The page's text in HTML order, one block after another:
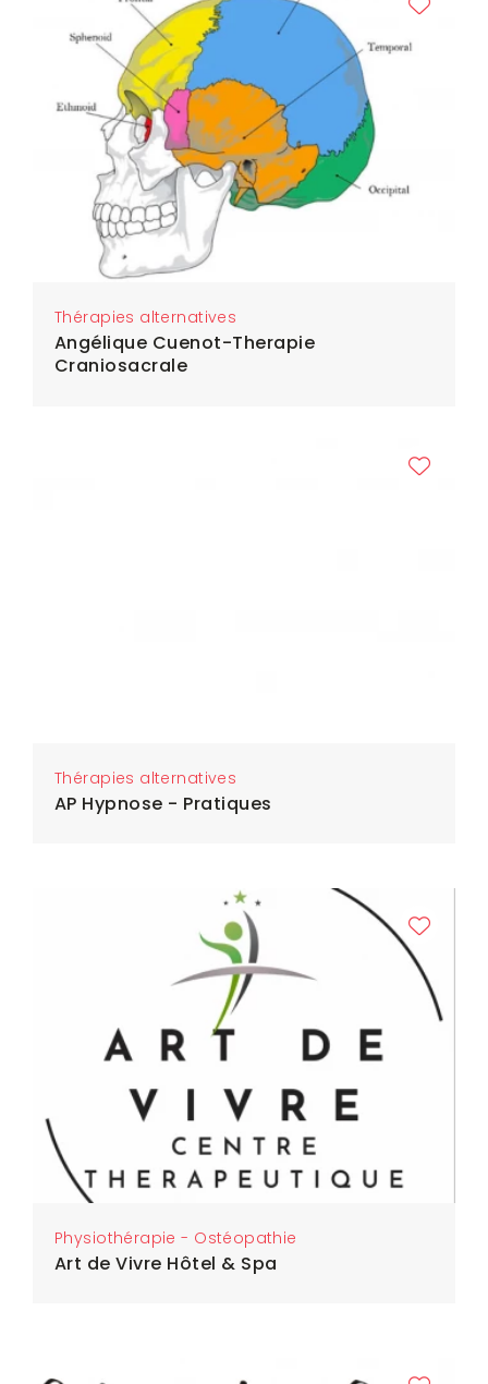
Thérapies alternatives
Angélique Cuenot-Therapie
Craniosacrale
Thérapies alternatives
AP Hypnose - Pratiques
Physiothérapie - Ostéopathie
Art de Vivre Hôtel & Spa